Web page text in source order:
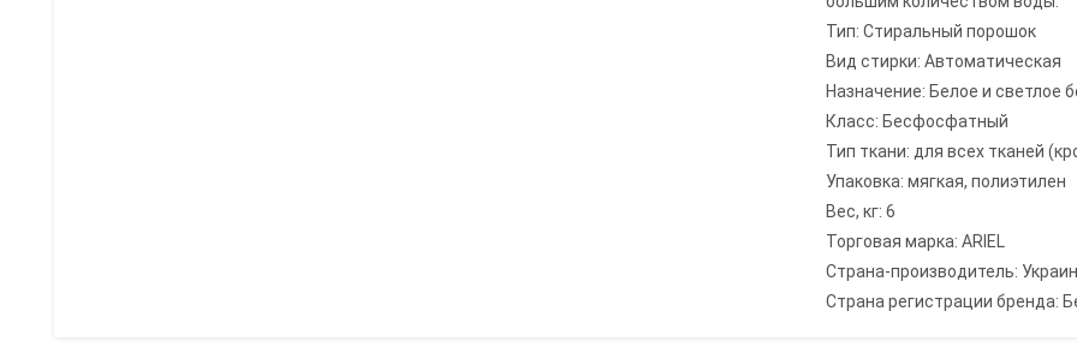
Тип: Стиральный порошок
Вид стирки: Автоматическая
Назначение: Белое и светлое
Класс: Бесфосфатный
Тип ткани: для всех тканей
Упаковка: мягкая, полиэтилен
Вес, кг: 6
Торговая марка: ARIEL
Страна-производитель:
Страна регистрации бренда: